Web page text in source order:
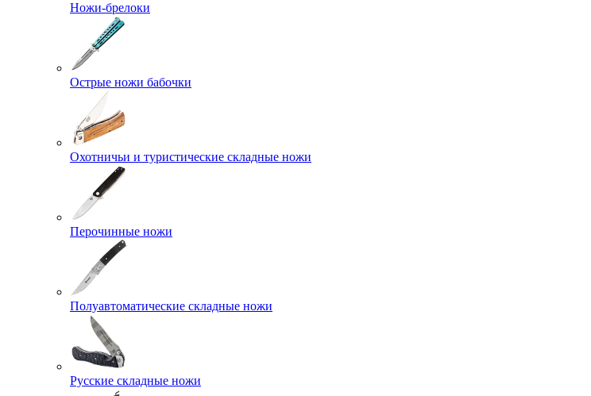
Ножи-брелоки
Острые ножи бабочки
Охотничьи и туристические складные ножи
Перочинные ножи
Полуавтоматические складные ножи
Русские складные ножи